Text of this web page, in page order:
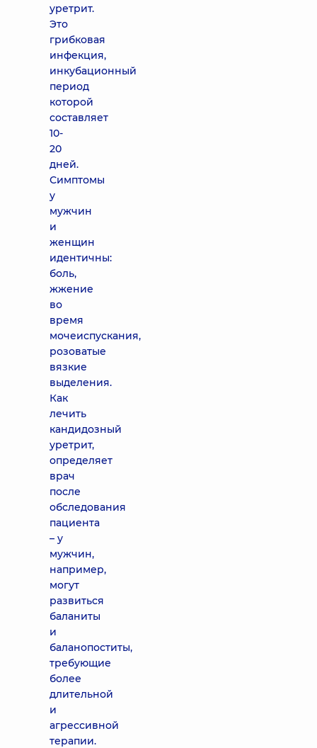
уретрит.
Это
грибковая
инфекция,
инкубационный
период
которой
составляет
10-
20
дней.
Симптомы
у
мужчин
и
женщин
идентичны:
боль,
жжение
во
время
мочеиспускания,
розоватые
вязкие
выделения.
Как
лечить
кандидозный
уретрит,
определяет
врач
после
обследования
пациента
– у
мужчин,
например,
могут
развиться
баланиты
и
баланопоститы,
требующие
более
длительной
и
агрессивной
терапии.